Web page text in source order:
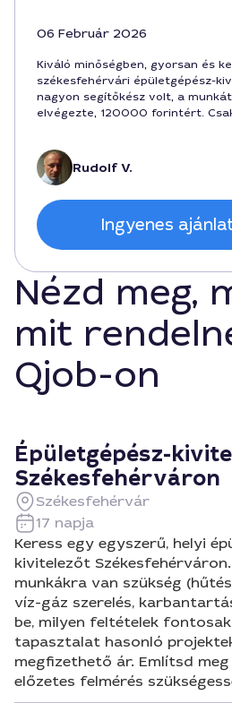
06 Február 2026
Kiváló minőségben, gyorsan és
székesfehérvári épületgépész-
nagyon segítőkész volt, a
elvégezte, 120000 forintért.
Rudolf V.
Ingyenes
Nézd meg,
mit
Qjob-on
Épületgépész-
Székesfehérváron
Székesfehérvár
17 napja
Keress egy egyszerű, helyi
kivitelezőt
munkákra van szükség
víz-gáz szerelés,
be, milyen feltételek
tapasztalat hasonló
megfizethető ár. Említsd
előzetes felmérés